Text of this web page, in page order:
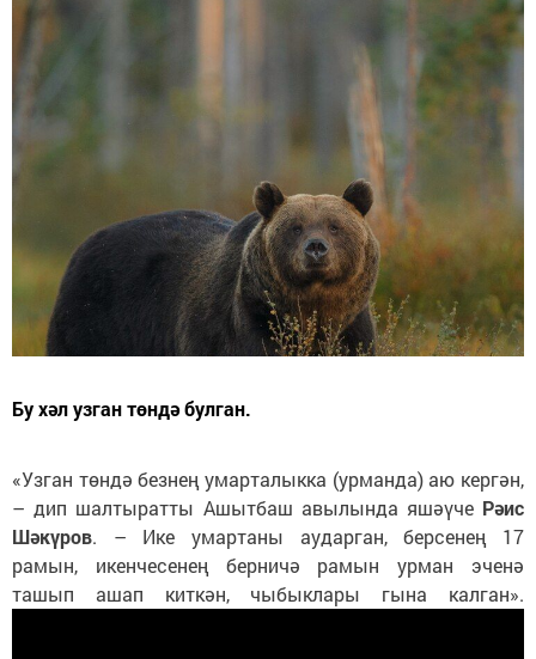
Бу хәл узган төндә булган.
«Узган төндә безнең умарталыкка (урманда) аю кергән,
– дип шалтыратты Ашытбаш авылында яшәүче Рәис
Шәкүров. – Ике умартаны аударган, берсенең 17
рамын, икенчесенең берничә рамын урман эченә
ташып ашап киткән, чыбыклары гына калган».